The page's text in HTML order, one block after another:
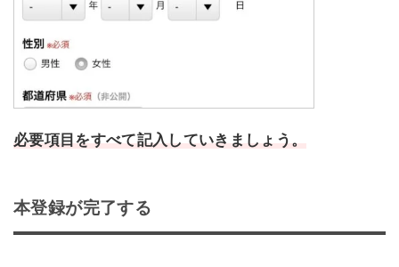
必要項目をすべて記入していきましょう。
本登録が完了する